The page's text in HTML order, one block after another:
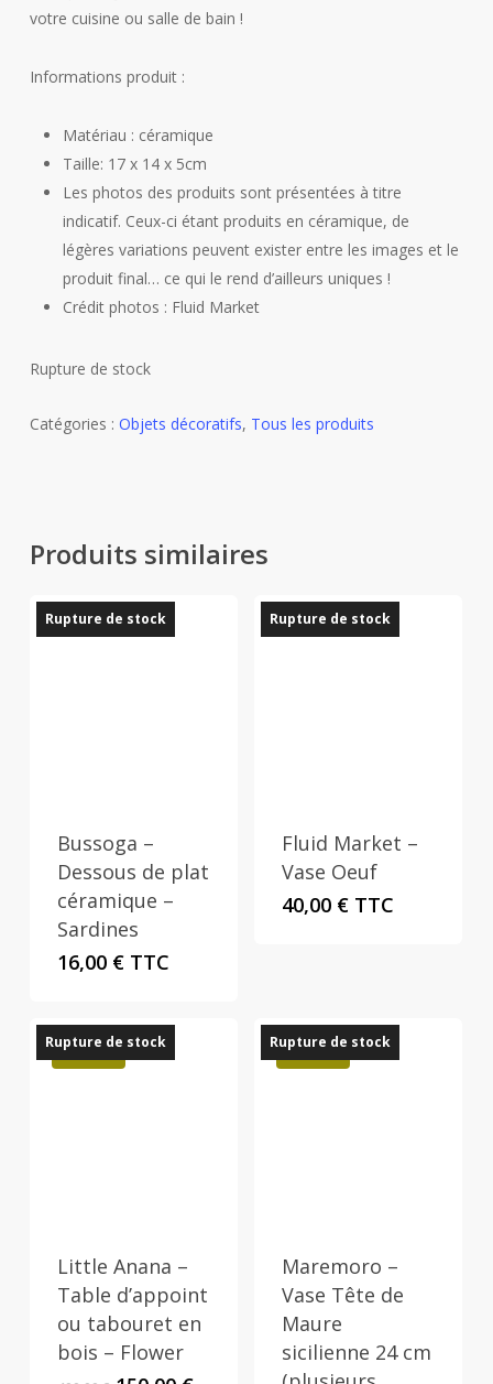
votre cuisine ou salle de bain !
Informations produit :
Matériau : céramique
Taille: 17 x 14 x 5cm
Les photos des produits sont présentées à titre
indicatif. Ceux-ci étant produits en céramique, de
légères variations peuvent exister entre les images et le
produit final… ce qui le rend d’ailleurs uniques !
Crédit photos : Fluid Market
Rupture de stock
Catégories : Objets décoratifs, Tous les produits
Produits similaires
Rupture de stock
Bussoga –
Dessous de plat
céramique –
Sardines
16,00 € TTC
Rupture de stock
Fluid Market –
Vase Oeuf
40,00 € TTC
Rupture de stock
Promo !
Little Anana –
Table d’appoint
ou tabouret en
bois – Flower
Rupture de stock
Promo !
Maremoro –
Vase Tête de
Maure
sicilienne 24 cm